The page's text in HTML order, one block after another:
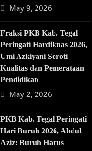
May 9, 2026
Fraksi PKB Kab. Tegal
Peringati Hardiknas 2026,
Umi Azkiyani Soroti
Kualitas dan Pemerataan
Pendidikan
May 2, 2026
PKB Kab. Tegal Peringati
Hari Buruh 2026, Abdul
Aziz: Buruh Harus